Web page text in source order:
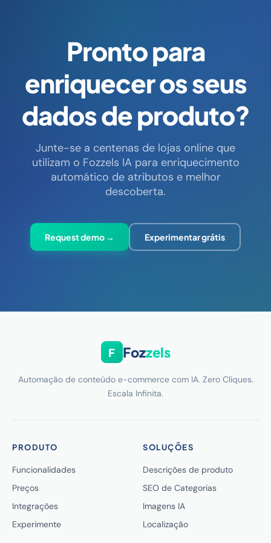
Pronto para
enriquecer os seus
dados de produto?
Junte-se a centenas de lojas online que
utilizam o Fozzels IA para enriquecimento
automático de atributos e melhor
descoberta.
Request demo → Experimentar grátis
F Fozzels
Automação de conteúdo e-commerce com IA. Zero Cliques.
Escala Infinita.
PRODUTO
Funcionalidades
Preços
Integrações
Experimente
SOLUÇÕES
Descrições de produto
SEO de Categorias
Imagens IA
Localização